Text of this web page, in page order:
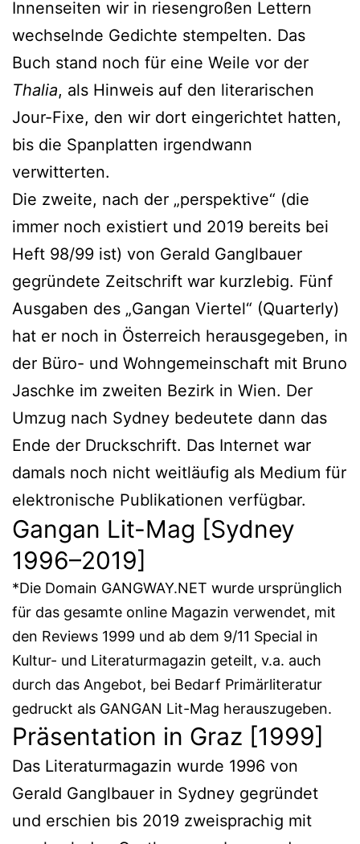
Innenseiten wir in riesengroßen Lettern
wechselnde Gedichte stempelten. Das
Buch stand noch für eine Weile vor der
Thalia, als Hinweis auf den literarischen
Jour-Fixe, den wir dort eingerichtet hatten,
bis die Spanplatten irgendwann
verwitterten.
Die zweite, nach der „perspektive“ (die
immer noch existiert und 2019 bereits bei
Heft 98/99 ist) von Gerald Ganglbauer
gegründete Zeitschrift war kurzlebig. Fünf
Ausgaben des „Gangan Viertel“ (Quarterly)
hat er noch in Österreich herausgegeben, in
der Büro- und Wohngemeinschaft mit Bruno
Jaschke im zweiten Bezirk in Wien. Der
Umzug nach Sydney bedeutete dann das
Ende der Druckschrift. Das Internet war
damals noch nicht weitläufig als Medium für
elektronische Publikationen verfügbar.
Gangan Lit-Mag [Sydney
1996–2019]
*Die Domain GANGWAY.NET wurde ursprünglich
für das gesamte online Magazin verwendet, mit
den Reviews 1999 und ab dem 9/11 Special in
Kultur- und Literaturmagazin geteilt, v.a. auch
durch das Angebot, bei Bedarf Primärliteratur
gedruckt als GANGAN Lit-Mag herauszugeben.
Präsentation in Graz [1999]
Das Literaturmagazin wurde 1996 von
Gerald Ganglbauer in Sydney gegründet
und erschien bis 2019 zweisprachig mit